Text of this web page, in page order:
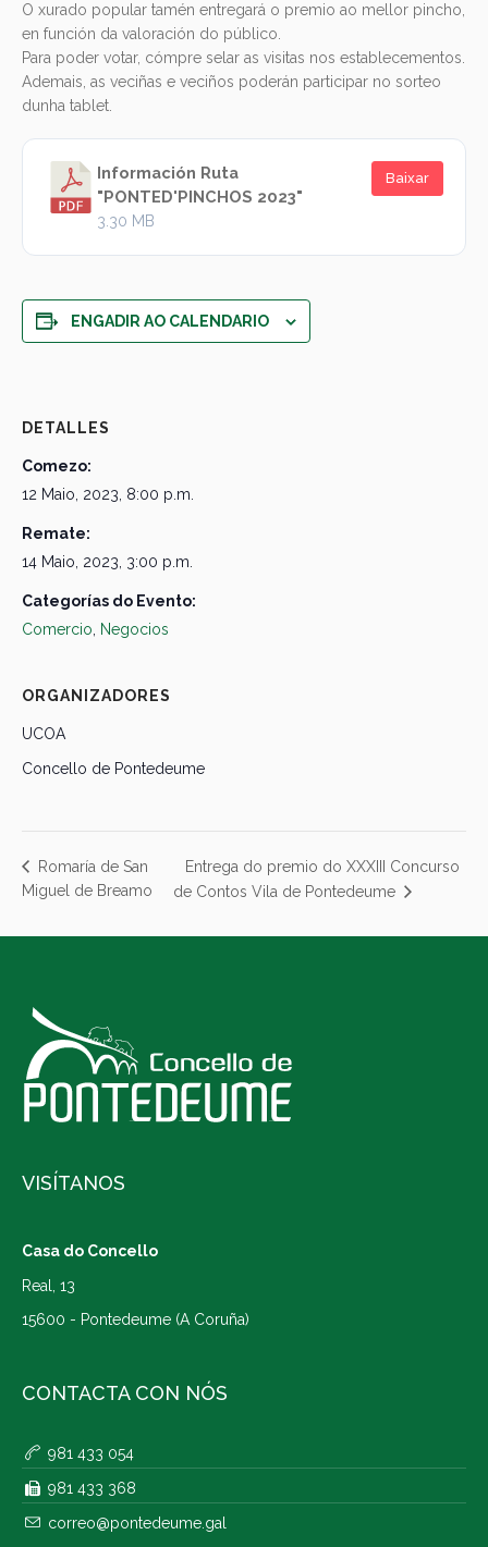
O xurado popular tamén entregará o premio ao mellor pincho,
en función da valoración do público.
Para poder votar, cómpre selar as visitas nos establecementos.
Ademais, as veciñas e veciños poderán participar no sorteo
dunha tablet.
Información Ruta
"PONTED'PINCHOS 2023"
3.30 MB
Baixar
ENGADIR AO CALENDARIO
DETALLES
Comezo:
12 Maio, 2023, 8:00 p.m.
Remate:
14 Maio, 2023, 3:00 p.m.
Categorías do Evento:
Comercio
Negocios
ORGANIZADORES
UCOA
Concello de Pontedeume
Romaría de San
Miguel de Breamo
Entrega do premio do XXXIII Concurso
de Contos Vila de Pontedeume
VISÍTANOS
Casa do Concello
Real, 13
15600 - Pontedeume (A Coruña)
CONTACTA CON NÓS
981 433 054
981 433 368
correo@pontedeume.gal